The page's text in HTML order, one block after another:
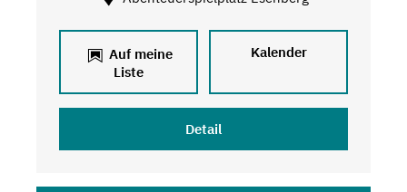
Auf meine
Liste
Kalender
Detail